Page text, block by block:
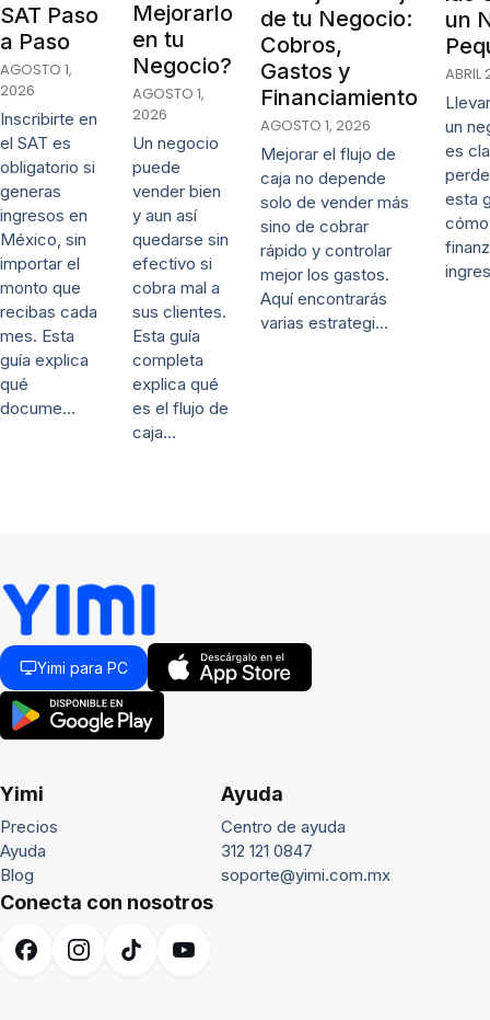
SAT Paso
a Paso
AGOSTO 1,
2026
Inscribirte en
el SAT es
obligatorio si
generas
ingresos en
México, sin
importar el
monto que
recibas cada
mes. Esta
guía explica
qué
docume…
Mejorarlo
en tu
Negocio?
AGOSTO 1,
2026
Un negocio
puede
vender bien
y aun así
quedarse sin
efectivo si
cobra mal a
sus clientes.
Esta guía
completa
explica qué
es el flujo de
caja…
de tu Negocio:
Cobros,
Gastos y
Financiamiento
AGOSTO 1, 2026
Mejorar el flujo de
caja no depende
solo de vender más
sino de cobrar
rápido y controlar
mejor los gastos.
Aquí encontrarás
varias estrategi…
un
ABRIL
un
es
esta
Yimi para PC
Yimi
Precios
Ayuda
Blog
Ayuda
Centro de ayuda
312 121 0847
soporte@yimi.com.mx
Conecta con nosotros